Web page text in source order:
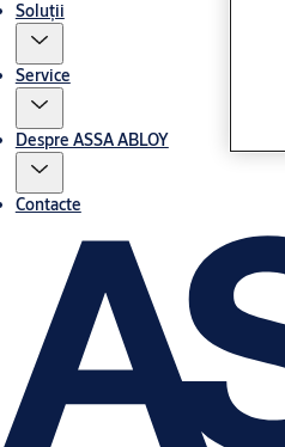
Soluții
Service
Despre ASSA ABLOY
Contacte